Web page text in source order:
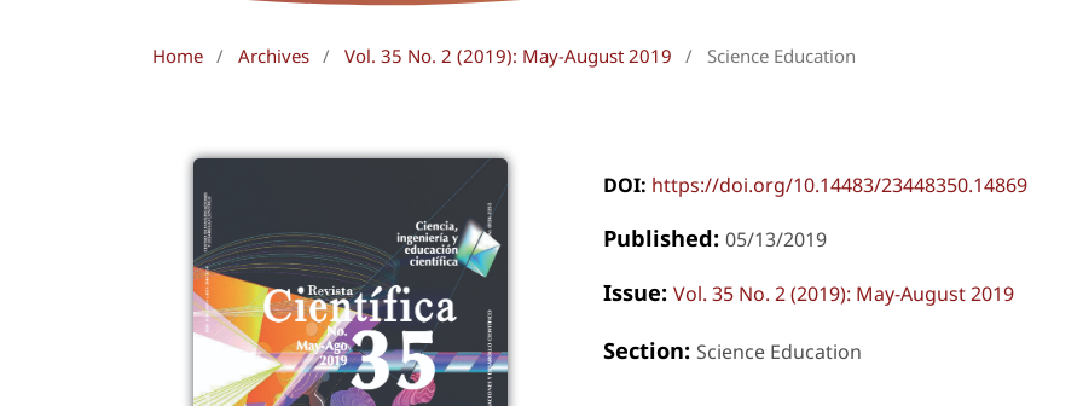
Home / Archives / Vol. 35 No. 2 (2019): May-August 2019 / Science Education
DOI: https://doi.org/10.14483/23448350.14869
Published: 05/13/2019
Issue: Vol. 35 No. 2 (2019): May-August 2019
Section: Science Education